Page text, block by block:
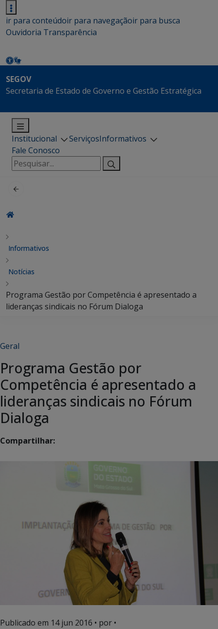
ir para conteúdoir para navegaçãoir para busca
Ouvidoria Transparência
SEGOV
Secretaria de Estado de Governo e Gestão Estratégica
Institucional ServiçosInformativos
Fale Conosco
Pesquisar
por:
Informativos
Notícias
Programa Gestão por Competência é apresentado a
lideranças sindicais no Fórum Dialoga
Geral
Programa Gestão por
Competência é apresentado a
lideranças sindicais no Fórum
Dialoga
Compartilhar:
Publicado em 14 jun 2016 • por •